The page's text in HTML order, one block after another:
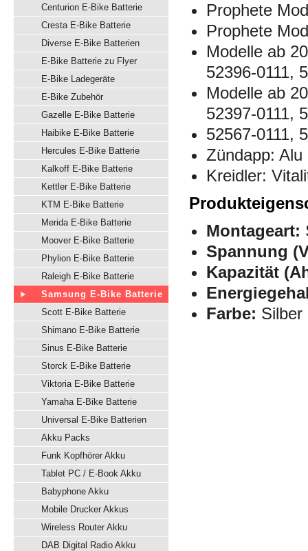
Centurion E-Bike Batterie
Cresta E-Bike Batterie
Diverse E-Bike Batterien
E-Bike Batterie zu Flyer
E-Bike Ladegeräte
E-Bike Zubehör
Gazelle E-Bike Batterie
Haibike E-Bike Batterie
Hercules E-Bike Batterie
Kalkoff E-Bike Batterie
Kettler E-Bike Batterie
KTM E-Bike Batterie
Merida E-Bike Batterie
Moover E-Bike Batterie
Phylion E-Bike Batterie
Raleigh E-Bike Batterie
Samsung E-Bike Batterie
Scott E-Bike Batterie
Shimano E-Bike Batterie
Sinus E-Bike Batterie
Storck E-Bike Batterie
Viktoria E-Bike Batterie
Yamaha E-Bike Batterie
Universal E-Bike Batterien
Akku Packs
Funk Kopfhörer Akku
Tablet PC / E-Book Akku
Babyphone Akku
Mobile Drucker Akkus
Wireless Router Akku
DAB Digital Radio Akku
Prophete
Prophete
Modelle ab
52396-0111,
Modelle ab
52397-0111,
52567-0111,
Zündapp:
Kreidler:
Montageart:
Spannung
Kapazität
Farbe: Silber